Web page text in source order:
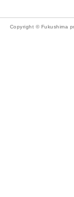
Copyright © Fukushima